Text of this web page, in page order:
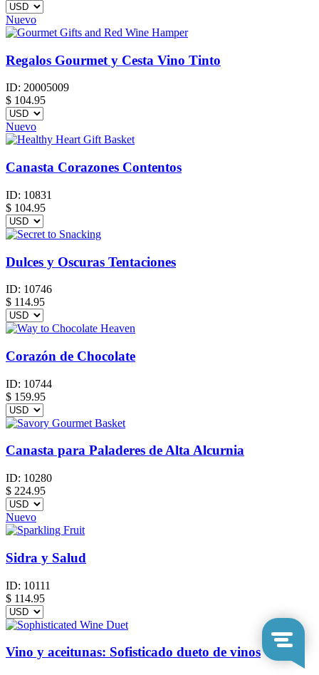
Nuevo
Regalos Gourmet y Cesta Vino Tinto
ID: 20005009
$ 104.95
Nuevo
Canasta Corazones Contentos
ID: 10831
$ 104.95
Dulces y Oscuras Tentaciones
ID: 10746
$ 114.95
Corazón de Chocolate
ID: 10744
$ 159.95
Canasta para Paladeres de Alta Alcurnia
ID: 10280
$ 224.95
Nuevo
Sidra y Salud
ID: 10111
$ 114.95
Vino y aceitunas: Sofisticado dueto de vinos